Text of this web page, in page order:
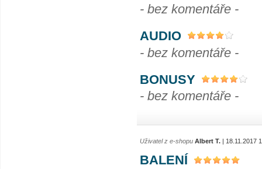
- bez komentáře -
AUDIO
- bez komentáře -
BONUSY
- bez komentáře -
Uživatel z e-shopu Albert T. | 18.11.2017
BALENÍ